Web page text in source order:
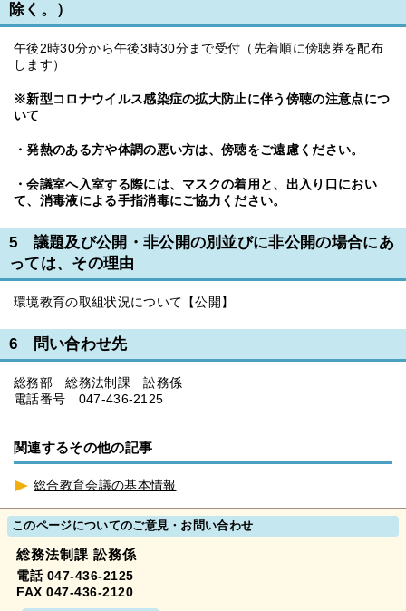
除く。）
午後2時30分から午後3時30分まで受付（先着順に傍聴券を配布
します）
※新型コロナウイルス感染症の拡大防止に伴う傍聴の注意点につ
いて
・発熱のある方や体調の悪い方は、傍聴をご遠慮ください。
・会議室へ入室する際には、マスクの着用と、出入り口におい
て、消毒液による手指消毒にご協力ください。
5 議題及び公開・非公開の別並びに非公開の場合にあ
っては、その理由
環境教育の取組状況について【公開】
6 問い合わせ先
総務部 総務法制課 訟務係
電話番号 047-436-2125
関連するその他の記事
総合教育会議の基本情報
このページについてのご意見・お問い合わせ
総務法制課 訟務係
電話 047-436-2125
FAX 047-436-2120